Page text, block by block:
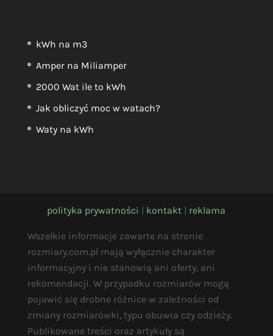
kWh na m3
Amper na Miliamper
2000 Wat ile to kWh
Jak obliczyć moc w watach?
Waty na kWh
polityka prywatności | kontakt | reklama
Wszelkie informacje zawarte na stronie
rozmiary.com.pl mają wyłącznie charakter
informacyjny i nie stanowią ani oferty, ani
rekomendacji. W przypadku rozmiarów mogą
pojawić się drobne różnice w zależności od
zmiany rozmiarówki, typu obuwia czy odzieży.
Publikowane treści oraz artykuły są